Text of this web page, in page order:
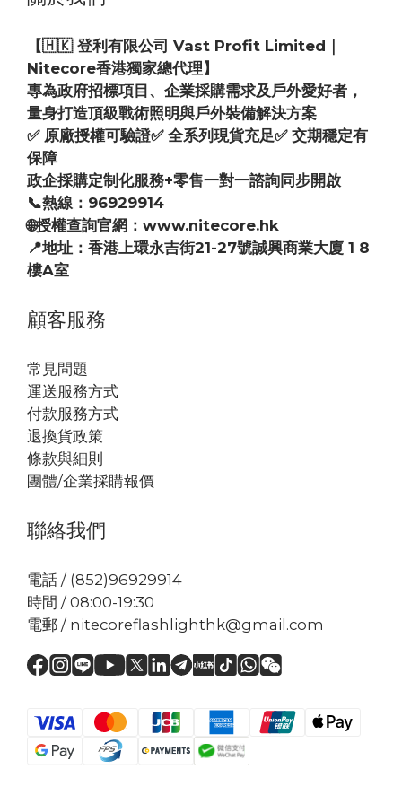
【🇭🇰 登利有限公司 Vast Profit Limited｜
Nitecore香港獨家總代理】
專為政府招標項目、企業採購需求及戶外愛好者，
量身打造頂級戰術照明與戶外裝備解決方案
✅ 原廠授權可驗證✅ 全系列現貨充足✅ 交期穩定有
保障
政企採購定制化服務+零售一對一諮詢同步開啟
📞熱線：96929914
🌐授權查詢官網：www.nitecore.hk
📍地址：香港上環永吉街21-27號誠興商業大廈 1 8
樓A室
顧客服務
常見問題
運送服務方式
付款服務方式
退換貨政策
條款與細則
團體/企業採購報價
聯絡我們
電話 / (852)96929914
時間 / 08:00-19:30
電郵 / nitecoreflashlighthk@gmail.com